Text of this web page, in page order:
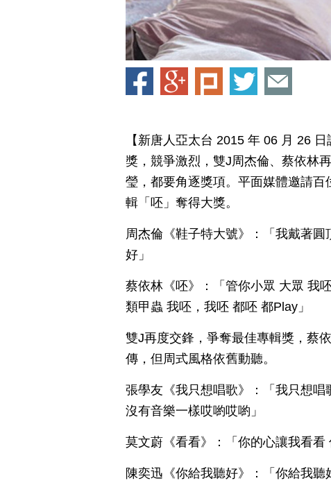
【新唐人亞太台 2015 年 06 月 26
獎，競爭激烈，雙J周杰倫、蔡依林
瑩，都要角逐獎項。平面媒體邀請
輯「呸」奪得大獎。
周杰倫《鞋子特大號》：「我戴著
好」
蔡依林《呸》：「管你小眾 大眾 我
類甲蟲 我呸，我呸 都呸 都Play」
雙J再度交鋒，爭奪最佳專輯獎，蔡
傳，但周式風格依舊動聽。
張學友《我只想唱歌》：「我只想唱
沒有音樂一樣哎喲哎喲」
莫文蔚《看看》：「你的心讓我看看
陳奕迅《你給我聽好》：「你給我聽